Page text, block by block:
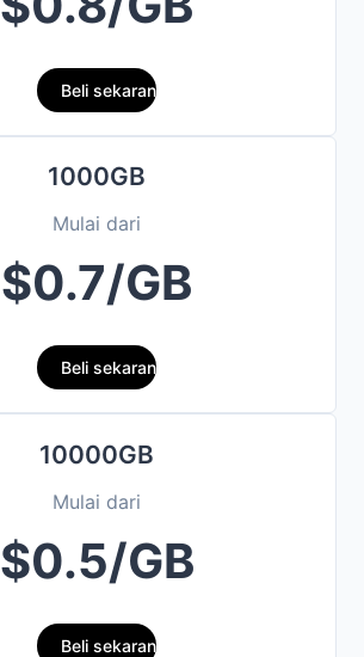
Beli sekarang
1000GB
Mulai dari
$0.7/GB
Beli sekarang
10000GB
Mulai dari
$0.5/GB
Beli sekarang